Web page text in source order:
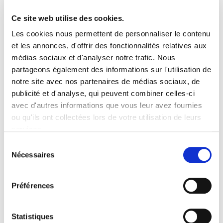
Ce site web utilise des cookies.
Les cookies nous permettent de personnaliser le contenu
et les annonces, d'offrir des fonctionnalités relatives aux
médias sociaux et d'analyser notre trafic. Nous
partageons également des informations sur l'utilisation de
notre site avec nos partenaires de médias sociaux, de
publicité et d'analyse, qui peuvent combiner celles-ci
avec d'autres informations que vous leur avez fournies
ou qu'ils ont collectées lors de votre utilisation de leurs
Nécessaires
Préférences
Statistiques
Entretien
L’entretien est relativement simple. Une taille légère après la
floraison permet de conserver un port harmonieux et de
stimuler de nouvelles fleurs l’année suivante. Un apport annuel
de compost ou de terreau pour plantes acidophiles favorise la
croissance et la floraison. Le Camellia ‘Black Lace’ est
rustique et supporte des températures hivernales modérées
typiques de la Bretagne, mais apprécie une protection contre
Associations
associé à des
, dont les fleurs